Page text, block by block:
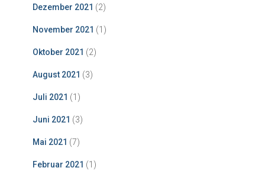
Dezember 2021 (2)
November 2021 (1)
Oktober 2021 (2)
August 2021 (3)
Juli 2021 (1)
Juni 2021 (3)
Mai 2021 (7)
Februar 2021 (1)